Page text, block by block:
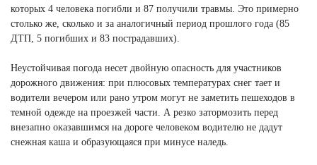
которых 4 человека погибли и 87 получили травмы. Это примерно
столько же, сколько и за аналогичный период прошлого года (85
ДТП, 5 погибших и 83 пострадавших).
Неустойчивая погода несет двойную опасность для участников
дорожного движения: при плюсовых температурах снег тает и
водители вечером или рано утром могут не заметить пешеходов в
темной одежде на проезжей части. А резко затормозить перед
внезапно оказавшимся на дороге человеком водителю не дадут
снежная каша и образующаяся при минусе наледь.